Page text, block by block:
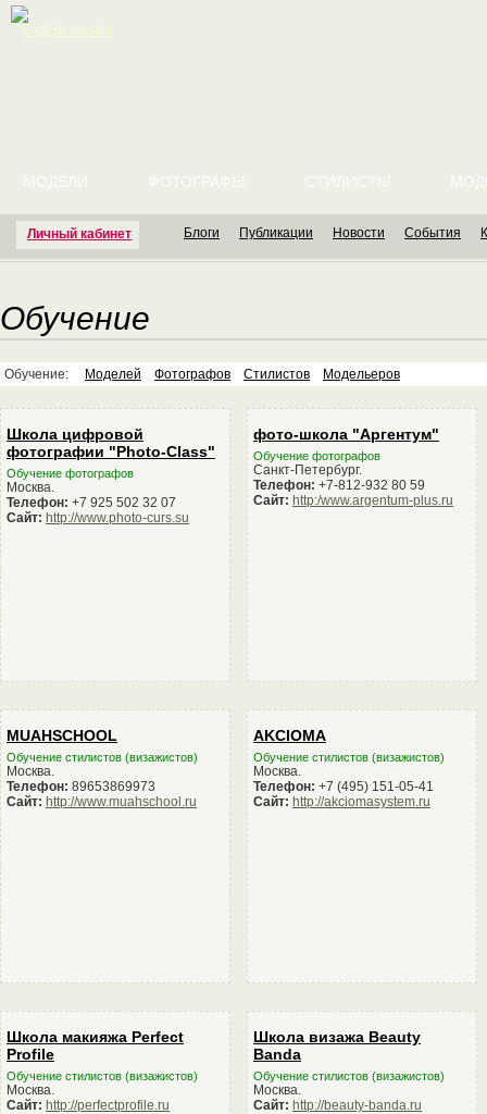
Личный кабинет
МОДЕЛИ ФОТОГРАФЫ СТИЛИСТЫ
Блоги Публикации Новости События
Обучение
Обучение: Моделей Фотографов Стилистов Модельеров
Школа цифровой
фотографии "Photo-Class"
Обучение фотографов
Москва.
Телефон: +7 925 502 32 07
Сайт: http://www.photo-curs.su
фото-школа "Аргентум"
Обучение фотографов
Санкт-Петербург.
Телефон: +7-812-932 80 59
Сайт: http:/www.argentum-plus.ru
MUAHSCHOOL
Обучение стилистов (визажистов)
Москва.
Телефон: 89653869973
Сайт: http://www.muahschool.ru
AKCIOMA
Обучение стилистов (визажистов)
Москва.
Телефон: +7 (495) 151-05-41
Сайт: http://akciomasystem.ru
Школа макияжа Perfect
Profile
Обучение стилистов (визажистов)
Москва.
Сайт: http://perfectprofile.ru
Школа визажа Beauty
Banda
Обучение стилистов (визажистов)
Москва.
Сайт: http://beauty-banda.ru